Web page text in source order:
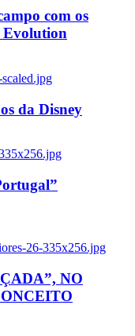
com os
Evolution
da Disney
26-335x256.jpg
NO